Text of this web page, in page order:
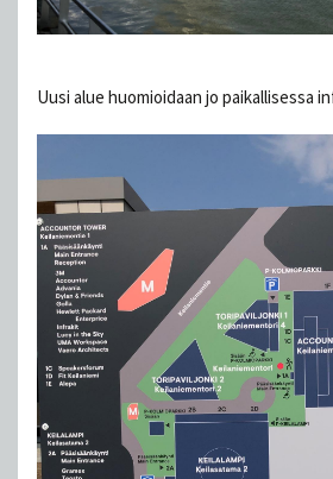
Uusi alue huomioidaan jo paikallisessa